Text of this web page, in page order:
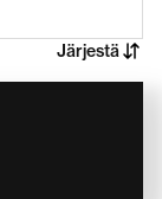
Järjestä